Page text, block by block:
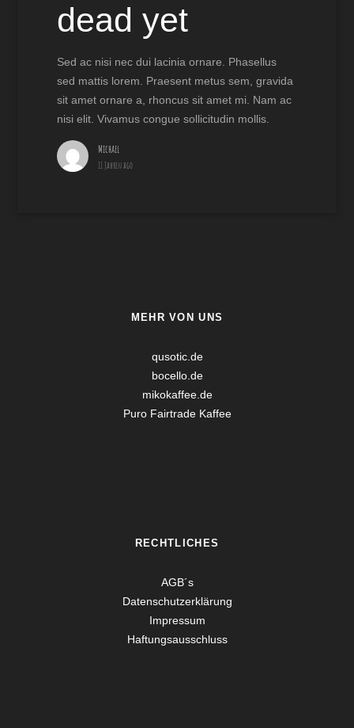
dead yet
Sed ac nisi nec dui lacinia ornare. Phasellus
sed mattis lorem. Praesent metus sem, gravida
sit amet ornare a, rhoncus sit amet mi. Nam ac
nisi elit. Vivamus congue sollicitudin mollis.
Michael
11 Jahren ago
MEHR VON UNS
qusotic.de
bocello.de
mikokaffee.de
Puro Fairtrade Kaffee
RECHTLICHES
AGB´s
Datenschutzerklärung
Impressum
Haftungsausschluss